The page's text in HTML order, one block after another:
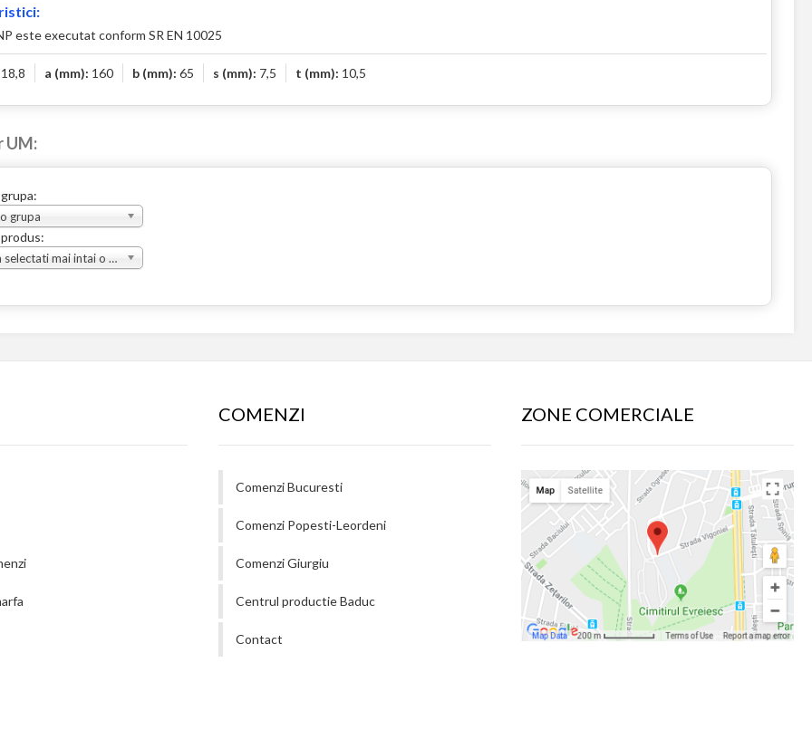
este executat conform SR EN 10025
18,8 a (mm): 160 b (mm): 65 s (mm): 7,5 t (mm): 10,5
UM:
grupa
Va rugam selectati mai intai o grupa
COMENZI
Comenzi Bucuresti
Comenzi Popesti-Leordeni
Comenzi Giurgiu
Centrul productie Baduc
Contact
ZONE COMERCIALE